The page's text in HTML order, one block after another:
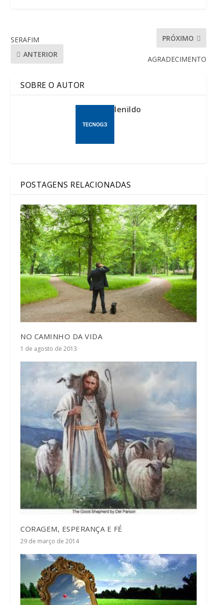
SERAFIM
ANTERIOR
PRÓXIMO
AGRADECIMENTO
SOBRE O AUTOR
lenildo
POSTAGENS RELACIONADAS
NO CAMINHO DA VIDA
1 de agosto de 2013
CORAGEM, ESPERANÇA E FÉ
29 de março de 2014